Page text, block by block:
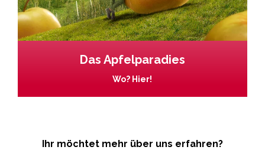
Das Apfelparadies
Wo? Hier!
Ihr möchtet mehr über uns erfahren?